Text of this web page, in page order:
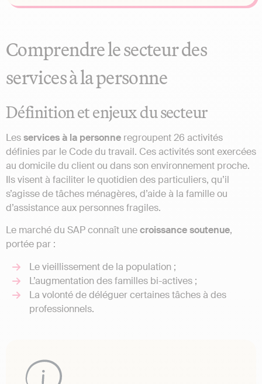
Comprendre le secteur des
services à la personne
Définition et enjeux du secteur
Lesservices à la personne regroupent 26 activités
définies par le Code du travail. Ces activités sont exercées
au domicile du client ou dans son environnement proche.
Ils visent à faciliter le quotidien des particuliers, qu’il
s’agisse de tâches ménagères, d’aide à la famille ou
d’assistance aux personnes fragiles.
Le marché du SAP connaît unecroissance soutenue,
portée par :
Le vieillissement de la population ;
L’augmentation des familles bi-actives ;
La volonté de déléguer certaines tâches à des
professionnels.